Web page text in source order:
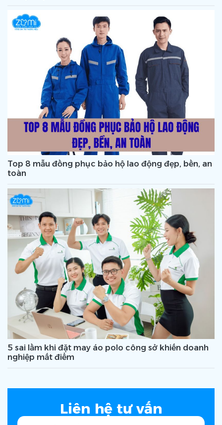
Top 8 mẫu đồng phục bảo hộ lao động đẹp, bền, an
toàn
5 sai lầm khi đặt may áo polo công sở khiến doanh
nghiệp mất điểm
Liên hệ tư vấn